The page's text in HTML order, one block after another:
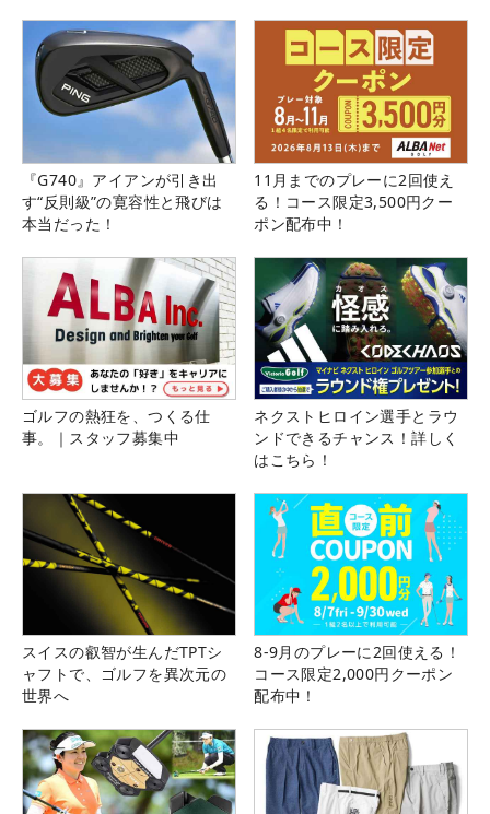
『G740』アイアンが引き出
す“反則級”の寛容性と飛びは
本当だった！
11月までのプレーに2回使え
る！コース限定3,500円クー
ポン配布中！
ゴルフの熱狂を、つくる仕
事。｜スタッフ募集中
ネクストヒロイン選手とラウ
ンドできるチャンス！詳しく
はこちら！
スイスの叡智が生んだTPTシ
ャフトで、ゴルフを異次元の
世界へ
8-9月のプレーに2回使える！
コース限定2,000円クーポン
配布中！